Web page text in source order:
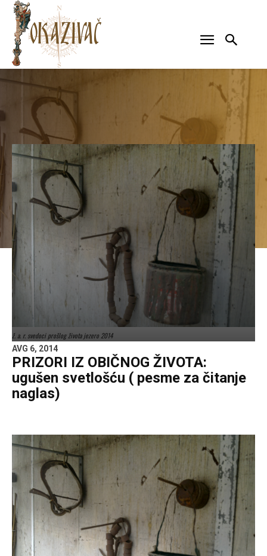
ž. a. r. svedoci prošlog života jezero 2014
AVG 6, 2014
PRIZORI IZ OBIČNOG ŽIVOTA:
ugušen svetlošću ( pesme za čitanje
naglas)